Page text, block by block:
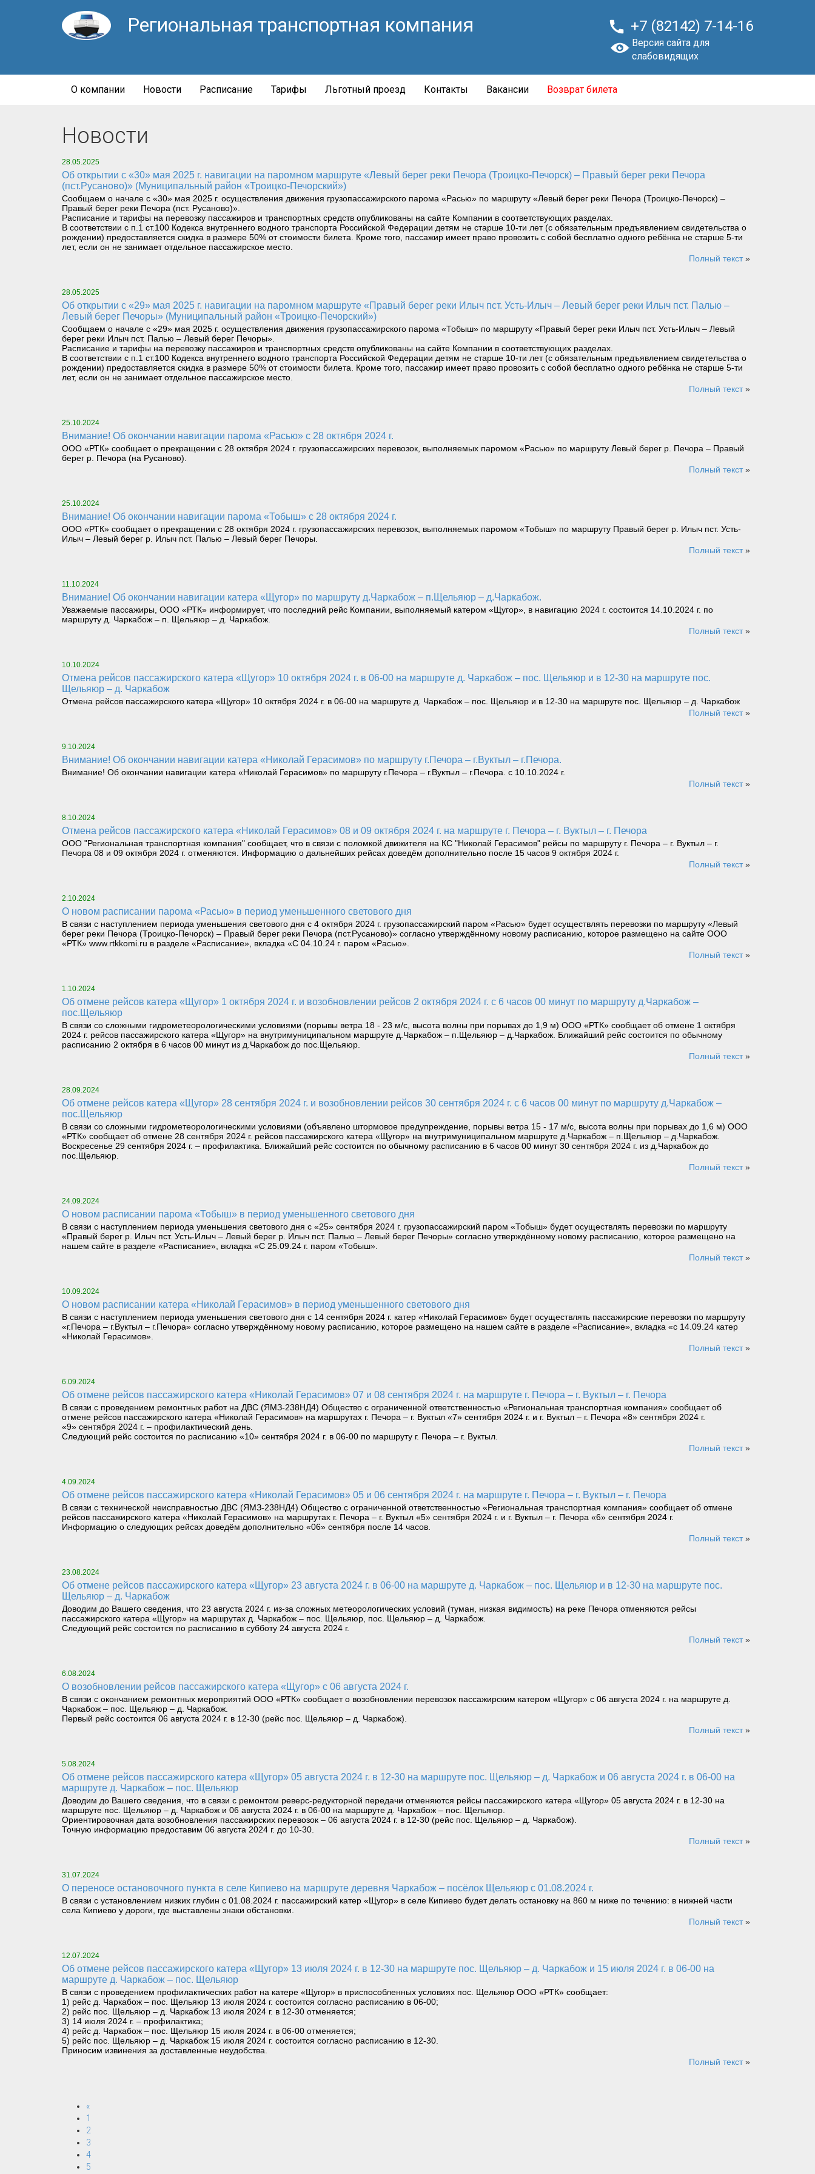
Региональная транспортная компания  +7 (82142) 7-14-16
Версия сайта для
слабовидящих
О компании Новости Расписание Тарифы Льготный проезд Контакты Вакансии Возврат билета
Новости
28.05.2025
Об открытии с «30» мая 2025 г. навигации на паромном маршруте «Левый берег реки Печора (Троицко-Печорск) – Правый берег реки Печора
(пст.Русаново)» (Муниципальный район «Троицко-Печорский»)
Сообщаем о начале с «30» мая 2025 г. осуществления движения грузопассажирского парома «Расью» по маршруту «Левый берег реки Печора (Троицко-Печорск) –
Правый берег реки Печора (пст. Русаново)».
Расписание и тарифы на перевозку пассажиров и транспортных средств опубликованы на сайте Компании в соответствующих разделах.
В соответствии с п.1 ст.100 Кодекса внутреннего водного транспорта Российской Федерации детям не старше 10-ти лет (с обязательным предъявлением свидетельства о
рождении) предоставляется скидка в размере 50% от стоимости билета. Кроме того, пассажир имеет право провозить с собой бесплатно одного ребёнка не старше 5-ти
лет, если он не занимает отдельное пассажирское место.
Полный текст»
28.05.2025
Об открытии с «29» мая 2025 г. навигации на паромном маршруте «Правый берег реки Илыч пст. Усть-Илыч – Левый берег реки Илыч пст. Палью –
Левый берег Печоры» (Муниципальный район «Троицко-Печорский»)
Сообщаем о начале с «29» мая 2025 г. осуществления движения грузопассажирского парома «Тобыш» по маршруту «Правый берег реки Илыч пст. Усть-Илыч – Левый
берег реки Илыч пст. Палью – Левый берег Печоры».
Расписание и тарифы на перевозку пассажиров и транспортных средств опубликованы на сайте Компании в соответствующих разделах.
В соответствии с п.1 ст.100 Кодекса внутреннего водного транспорта Российской Федерации детям не старше 10-ти лет (с обязательным предъявлением свидетельства о
рождении) предоставляется скидка в размере 50% от стоимости билета. Кроме того, пассажир имеет право провозить с собой бесплатно одного ребёнка не старше 5-ти
лет, если он не занимает отдельное пассажирское место.
Полный текст»
25.10.2024
Внимание! Об окончании навигации парома «Расью» с 28 октября 2024 г.
ООО «РТК» сообщает о прекращении с 28 октября 2024 г. грузопассажирских перевозок, выполняемых паромом «Расью» по маршруту Левый берег р. Печора – Правый
берег р. Печора (на Русаново).
Полный текст»
25.10.2024
Внимание! Об окончании навигации парома «Тобыш» с 28 октября 2024 г.
ООО «РТК» сообщает о прекращении с 28 октября 2024 г. грузопассажирских перевозок, выполняемых паромом «Тобыш» по маршруту Правый берег р. Илыч пст. Усть-
Илыч – Левый берег р. Илыч пст. Палью – Левый берег Печоры.
Полный текст»
11.10.2024
Внимание! Об окончании навигации катера «Щугор» по маршруту д.Чаркабож – п.Щельяюр – д.Чаркабож.
Уважаемые пассажиры, ООО «РТК» информирует, что последний рейс Компании, выполняемый катером «Щугор», в навигацию 2024 г. состоится 14.10.2024 г. по
маршруту д. Чаркабож – п. Щельяюр – д. Чаркабож.
Полный текст»
10.10.2024
Отмена рейсов пассажирского катера «Щугор» 10 октября 2024 г. в 06-00 на маршруте д. Чаркабож – пос. Щельяюр и в 12-30 на маршруте пос.
Щельяюр – д. Чаркабож
Отмена рейсов пассажирского катера «Щугор» 10 октября 2024 г. в 06-00 на маршруте д. Чаркабож – пос. Щельяюр и в 12-30 на маршруте пос. Щельяюр – д. Чаркабож
Полный текст»
9.10.2024
Внимание! Об окончании навигации катера «Николай Герасимов» по маршруту г.Печора – г.Вуктыл – г.Печора.
Внимание! Об окончании навигации катера «Николай Герасимов» по маршруту г.Печора – г.Вуктыл – г.Печора. с 10.10.2024 г.
Полный текст»
8.10.2024
Отмена рейсов пассажирского катера «Николай Герасимов» 08 и 09 октября 2024 г. на маршруте г. Печора – г. Вуктыл – г. Печора
ООО "Региональная транспортная компания" сообщает, что в связи с поломкой движителя на КС "Николай Герасимов" рейсы по маршруту г. Печора – г. Вуктыл – г.
Печора 08 и 09 октября 2024 г. отменяются. Информацию о дальнейших рейсах доведём дополнительно после 15 часов 9 октября 2024 г.
Полный текст»
2.10.2024
О новом расписании парома «Расью» в период уменьшенного светового дня
В связи с наступлением периода уменьшения светового дня с 4 октября 2024 г. грузопассажирский паром «Расью» будет осуществлять перевозки по маршруту «Левый
берег реки Печора (Троицко-Печорск) – Правый берег реки Печора (пст.Русаново)» согласно утверждённому новому расписанию, которое размещено на сайте ООО
«РТК» www.rtkkomi.ru в разделе «Расписание», вкладка «С 04.10.24 г. паром «Расью».
Полный текст»
1.10.2024
Об отмене рейсов катера «Щугор» 1 октября 2024 г. и возобновлении рейсов 2 октября 2024 г. с 6 часов 00 минут по маршруту д.Чаркабож –
пос.Щельяюр
В связи со сложными гидрометеорологическими условиями (порывы ветра 18 - 23 м/с, высота волны при порывах до 1,9 м) ООО «РТК» сообщает об отмене 1 октября
2024 г. рейсов пассажирского катера «Щугор» на внутримуниципальном маршруте д.Чаркабож – п.Щельяюр – д.Чаркабож. Ближайший рейс состоится по обычному
расписанию 2 октября в 6 часов 00 минут из д.Чаркабож до пос.Щельяюр.
Полный текст»
28.09.2024
Об отмене рейсов катера «Щугор» 28 сентября 2024 г. и возобновлении рейсов 30 сентября 2024 г. с 6 часов 00 минут по маршруту д.Чаркабож –
пос.Щельяюр
В связи со сложными гидрометеорологическими условиями (объявлено штормовое предупреждение, порывы ветра 15 - 17 м/с, высота волны при порывах до 1,6 м) ООО
«РТК» сообщает об отмене 28 сентября 2024 г. рейсов пассажирского катера «Щугор» на внутримуниципальном маршруте д.Чаркабож – п.Щельяюр – д.Чаркабож.
Воскресенье 29 сентября 2024 г. – профилактика. Ближайший рейс состоится по обычному расписанию в 6 часов 00 минут 30 сентября 2024 г. из д.Чаркабож до
пос.Щельяюр.
Полный текст»
24.09.2024
О новом расписании парома «Тобыш» в период уменьшенного светового дня
В связи с наступлением периода уменьшения светового дня с «25» сентября 2024 г. грузопассажирский паром «Тобыш» будет осуществлять перевозки по маршруту
«Правый берег р. Илыч пст. Усть-Илыч – Левый берег р. Илыч пст. Палью – Левый берег Печоры» согласно утверждённому новому расписанию, которое размещено на
нашем сайте в разделе «Расписание», вкладка «С 25.09.24 г. паром «Тобыш».
Полный текст»
10.09.2024
О новом расписании катера «Николай Герасимов» в период уменьшенного светового дня
В связи с наступлением периода уменьшения светового дня с 14 сентября 2024 г. катер «Николай Герасимов» будет осуществлять пассажирские перевозки по маршруту
«г.Печора – г.Вуктыл – г.Печора» согласно утверждённому новому расписанию, которое размещено на нашем сайте в разделе «Расписание», вкладка «с 14.09.24 катер
«Николай Герасимов».
Полный текст»
6.09.2024
Об отмене рейсов пассажирского катера «Николай Герасимов» 07 и 08 сентября 2024 г. на маршруте г. Печора – г. Вуктыл – г. Печора
В связи с проведением ремонтных работ на ДВС (ЯМЗ-238НД4) Общество с ограниченной ответственностью «Региональная транспортная компания» сообщает об
отмене рейсов пассажирского катера «Николай Герасимов» на маршрутах г. Печора – г. Вуктыл «7» сентября 2024 г. и г. Вуктыл – г. Печора «8» сентября 2024 г.
«9» сентября 2024 г. – профилактический день.
Следующий рейс состоится по расписанию «10» сентября 2024 г. в 06-00 по маршруту г. Печора – г. Вуктыл.
Полный текст»
4.09.2024
Об отмене рейсов пассажирского катера «Николай Герасимов» 05 и 06 сентября 2024 г. на маршруте г. Печора – г. Вуктыл – г. Печора
В связи с технической неисправностью ДВС (ЯМЗ-238НД4) Общество с ограниченной ответственностью «Региональная транспортная компания» сообщает об отмене
рейсов пассажирского катера «Николай Герасимов» на маршрутах г. Печора – г. Вуктыл «5» сентября 2024 г. и г. Вуктыл – г. Печора «6» сентября 2024 г.
Информацию о следующих рейсах доведём дополнительно «06» сентября после 14 часов.
Полный текст»
23.08.2024
Об отмене рейсов пассажирского катера «Щугор» 23 августа 2024 г. в 06-00 на маршруте д. Чаркабож – пос. Щельяюр и в 12-30 на маршруте пос.
Щельяюр – д. Чаркабож
Доводим до Вашего сведения, что 23 августа 2024 г. из-за сложных метеорологических условий (туман, низкая видимость) на реке Печора отменяются рейсы
пассажирского катера «Щугор» на маршрутах д. Чаркабож – пос. Щельяюр, пос. Щельяюр – д. Чаркабож.
Следующий рейс состоится по расписанию в субботу 24 августа 2024 г.
Полный текст»
6.08.2024
О возобновлении рейсов пассажирского катера «Щугор» с 06 августа 2024 г.
В связи с окончанием ремонтных мероприятий ООО «РТК» сообщает о возобновлении перевозок пассажирским катером «Щугор» с 06 августа 2024 г. на маршруте д.
Чаркабож – пос. Щельяюр – д. Чаркабож.
Первый рейс состоится 06 августа 2024 г. в 12-30 (рейс пос. Щельяюр – д. Чаркабож).
Полный текст»
5.08.2024
Об отмене рейсов пассажирского катера «Щугор» 05 августа 2024 г. в 12-30 на маршруте пос. Щельяюр – д. Чаркабож и 06 августа 2024 г. в 06-00 на
маршруте д. Чаркабож – пос. Щельяюр
Доводим до Вашего сведения, что в связи с ремонтом реверс-редукторной передачи отменяются рейсы пассажирского катера «Щугор» 05 августа 2024 г. в 12-30 на
маршруте пос. Щельяюр – д. Чаркабож и 06 августа 2024 г. в 06-00 на маршруте д. Чаркабож – пос. Щельяюр.
Ориентировочная дата возобновления пассажирских перевозок – 06 августа 2024 г. в 12-30 (рейс пос. Щельяюр – д. Чаркабож).
Точную информацию предоставим 06 августа 2024 г. до 10-30.
Полный текст»
31.07.2024
О переносе остановочного пункта в селе Кипиево на маршруте деревня Чаркабож – посёлок Щельяюр с 01.08.2024 г.
В связи с установлением низких глубин с 01.08.2024 г. пассажирский катер «Щугор» в селе Кипиево будет делать остановку на 860 м ниже по течению: в нижней части
села Кипиево у дороги, где выставлены знаки обстановки.
Полный текст»
12.07.2024
Об отмене рейсов пассажирского катера «Щугор» 13 июля 2024 г. в 12-30 на маршруте пос. Щельяюр – д. Чаркабож и 15 июля 2024 г. в 06-00 на
маршруте д. Чаркабож – пос. Щельяюр
В связи с проведением профилактических работ на катере «Щугор» в приспособленных условиях пос. Щельяюр ООО «РТК» сообщает:
1) рейс д. Чаркабож – пос. Щельяюр 13 июля 2024 г. состоится согласно расписанию в 06-00;
2) рейс пос. Щельяюр – д. Чаркабож 13 июля 2024 г. в 12-30 отменяется;
3) 14 июля 2024 г. – профилактика;
4) рейс д. Чаркабож – пос. Щельяюр 15 июля 2024 г. в 06-00 отменяется;
5) рейс пос. Щельяюр – д. Чаркабож 15 июля 2024 г. состоится согласно расписанию в 12-30.
Приносим извинения за доставленные неудобства.
Полный текст»
«
1
2
3
4
5